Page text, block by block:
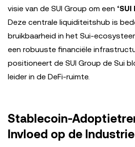
visie van de SUI Group om een ‘SUI
Deze centrale liquiditeitshub is
bruikbaarheid in het Sui-
een robuuste financiële
positioneert de SUI Group de Sui
leider in de DeFi-ruimte.
Stablecoin-
Invloed op de Industrie